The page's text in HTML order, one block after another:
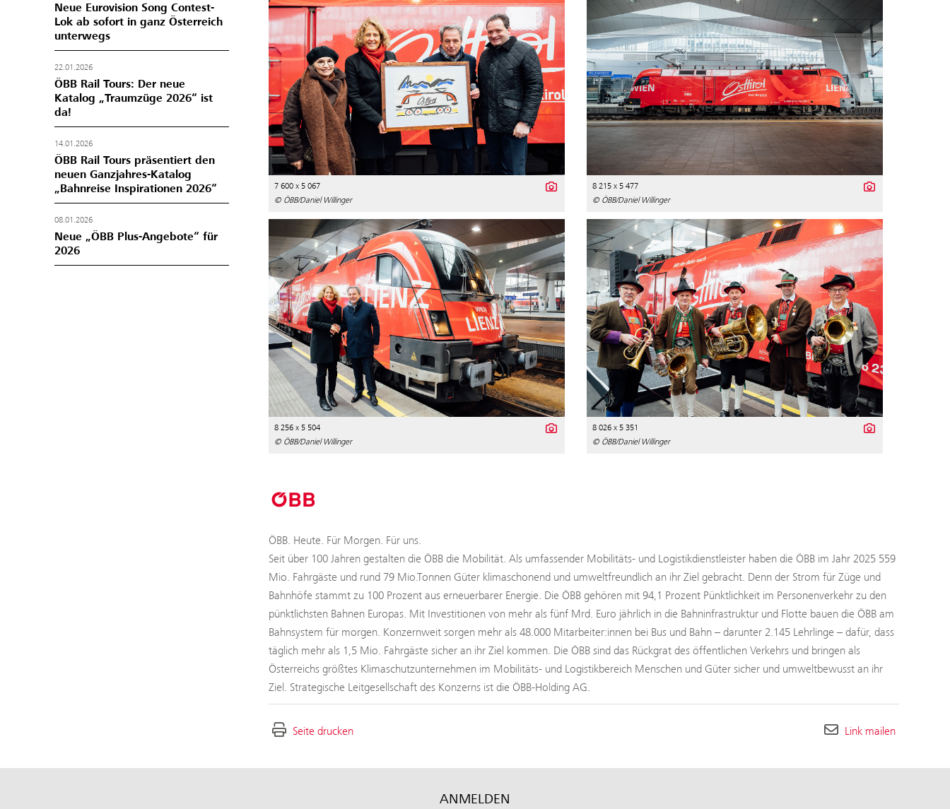
Neue Eurovision Song Contest-
Lok ab sofort in ganz Österreich
unterwegs
22.01.2026
ÖBB Rail Tours: Der neue
Katalog „Traumzüge 2026“ ist
da!
14.01.2026
ÖBB Rail Tours präsentiert den
neuen Ganzjahres-Katalog
„Bahnreise Inspirationen 2026“
08.01.2026
Neue „ÖBB Plus-Angebote“ für
2026
7 600 x 5 067
© ÖBB/Daniel Willinger
8 215 x 5 477
© ÖBB/Daniel Willinger
8 256 x 5 504
© ÖBB/Daniel Willinger
8 026 x 5 351
© ÖBB/Daniel Willinger
ÖBB. Heute. Für Morgen. Für uns.
Seit über 100 Jahren gestalten die ÖBB die Mobilität. Als umfassender Mobilitäts- und Logistikdienstleister haben die ÖBB im Jahr 2025 559
Mio. Fahrgäste und rund 79 Mio.Tonnen Güter klimaschonend und umweltfreundlich an ihr Ziel gebracht. Denn der Strom für Züge und
Bahnhöfe stammt zu 100 Prozent aus erneuerbarer Energie. Die ÖBB gehören mit 94,1 Prozent Pünktlichkeit im Personenverkehr zu den
pünktlichsten Bahnen Europas. Mit Investitionen von mehr als fünf Mrd. Euro jährlich in die Bahninfrastruktur und Flotte bauen die ÖBB am
Bahnsystem für morgen. Konzernweit sorgen mehr als 48.000 Mitarbeiter:innen bei Bus und Bahn – darunter 2.145 Lehrlinge – dafür, dass
täglich mehr als 1,5 Mio. Fahrgäste sicher an ihr Ziel kommen. Die ÖBB sind das Rückgrat des öffentlichen Verkehrs und bringen als
Österreichs größtes Klimaschutzunternehmen im Mobilitäts- und Logistikbereich Menschen und Güter sicher und umweltbewusst an ihr
Ziel. Strategische Leitgesellschaft des Konzerns ist die ÖBB-Holding AG.
Seite drucken Link mailen
ANMELDEN